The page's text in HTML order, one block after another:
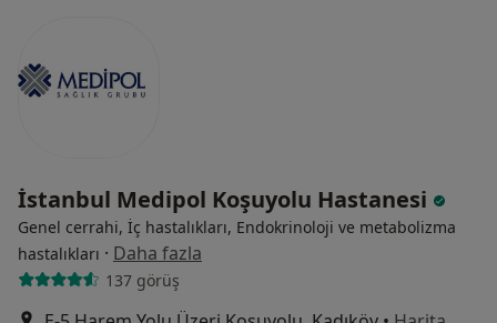
İstanbul Medipol Koşuyolu Hastanesi
Genel cerrahi, İç hastalıkları, Endokrinoloji ve metabolizma
hastalıkları · Daha fazla
137 görüş